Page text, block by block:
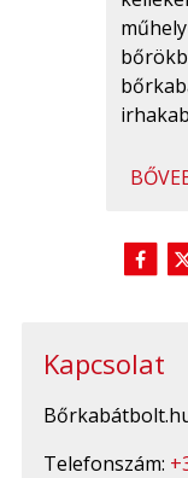
Kapcsolat
Telefonszám: